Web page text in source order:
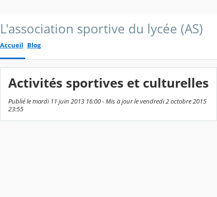
L'association sportive du lycée (AS)
Accueil Blog
Activités sportives et culturelles
Publié le mardi 11 juin 2013 16:00 - Mis à jour le vendredi 2 octobre 2015
23:55